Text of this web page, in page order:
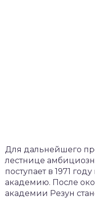
Для дальнейшего
лестнице
поступает в 1971
академию. После
академии Резун